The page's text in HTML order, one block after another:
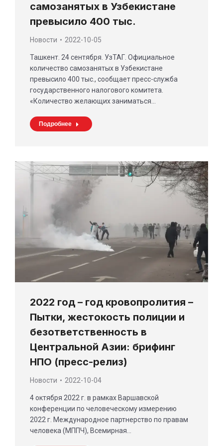
самозанятых в Узбекистане
превысило 400 тыс.
Новости 2022-10-05
Ташкент. 24 сентября. УзТАГ. Официальное
количество самозанятых в Узбекистане
превысило 400 тыс., сообщает пресс-служба
государственного налогового комитета.
«Количество желающих заниматься…
Подробнее
2022 год – год кровопролития –
Пытки, жестокость полиции и
безответственность в
Центральной Азии: брифинг
НПО (пресс-релиз)
Новости 2022-10-04
4 октября 2022 г. в рамках Варшавской
конференции по человеческому измерению
2022 г. Международное партнерство по правам
человека (МППЧ), Всемирная…